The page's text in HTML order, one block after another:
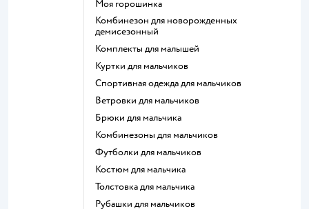
Моя горошинка
Комбинезон для новорожденных
демисезонный
Комплекты для малышей
Куртки для мальчиков
Спортивная одежда для мальчиков
Ветровки для мальчиков
Брюки для мальчика
Комбинезоны для мальчиков
Футболки для мальчиков
Костюм для мальчика
Толстовка для мальчика
Рубашки для мальчиков